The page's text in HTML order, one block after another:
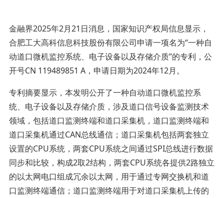
金融界2025年2月21日消息，国家知识产权局信息显示，
合肥工大高科信息科技股份有限公司申请一项名为“一种自
动道口微机监控系统、电子设备以及存储介质”的专利，公
开号CN 119489851 A，申请日期为2024年12月。
专利摘要显示，本发明公开了一种自动道口微机监控系
统、电子设备以及存储介质，涉及道口信号设备监测技术
领域，包括道口监测终端和道口采集机，道口监测终端和
道口采集机通过CAN总线通信；道口采集机包括两套独立
设置的CPU系统，两套CPU系统之间通过SPI总线进行数据
同步和比较，构成2取2结构，两套CPU系统各提供2路独立
的以太网电口组成冗余以太网，用于通过专网交换机和道
口监测终端通信；道口监测终端用于对道口采集机上传的